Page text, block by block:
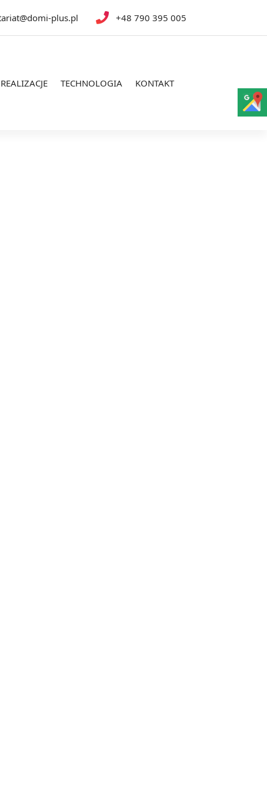
plus.pl +48 790 395 005
REALIZACJE TECHNOLOGIA KONTAKT